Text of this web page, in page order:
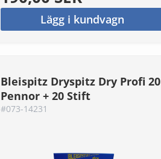
Lägg i kundvagn
Bleispitz Dryspitz Dry Profi 20
Pennor + 20 Stift
#073-14231